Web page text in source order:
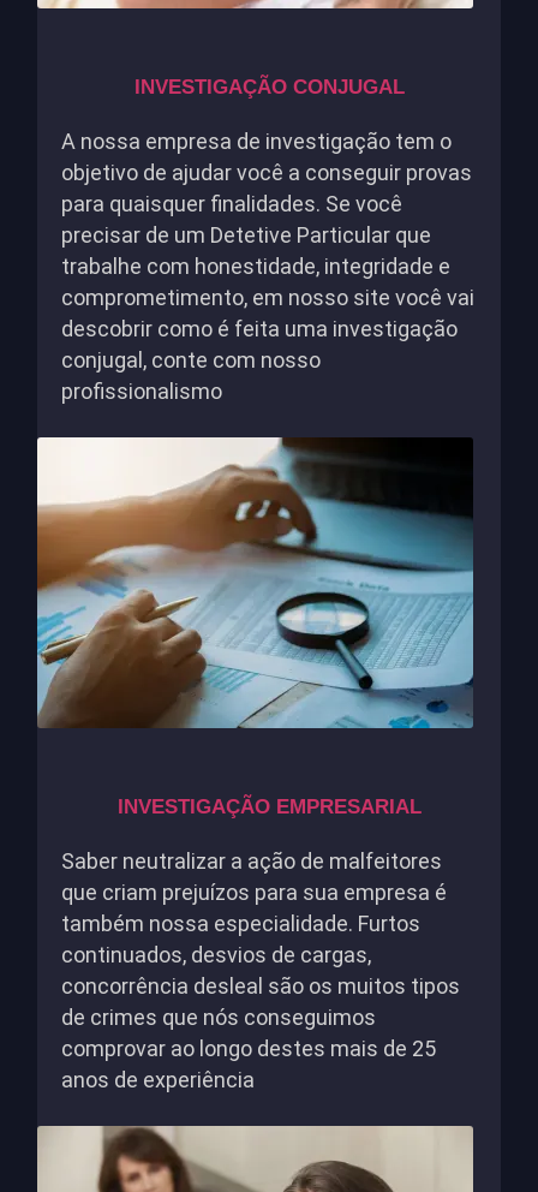
INVESTIGAÇÃO CONJUGAL
A nossa empresa de investigação tem o
objetivo de ajudar você a conseguir provas
para quaisquer finalidades. Se você
precisar de um Detetive Particular que
trabalhe com honestidade, integridade e
comprometimento, em nosso site você vai
descobrir como é feita uma investigação
conjugal, conte com nosso
profissionalismo
INVESTIGAÇÃO EMPRESARIAL
Saber neutralizar a ação de malfeitores
que criam prejuízos para sua empresa é
também nossa especialidade. Furtos
continuados, desvios de cargas,
concorrência desleal são os muitos tipos
de crimes que nós conseguimos
comprovar ao longo destes mais de 25
anos de experiência